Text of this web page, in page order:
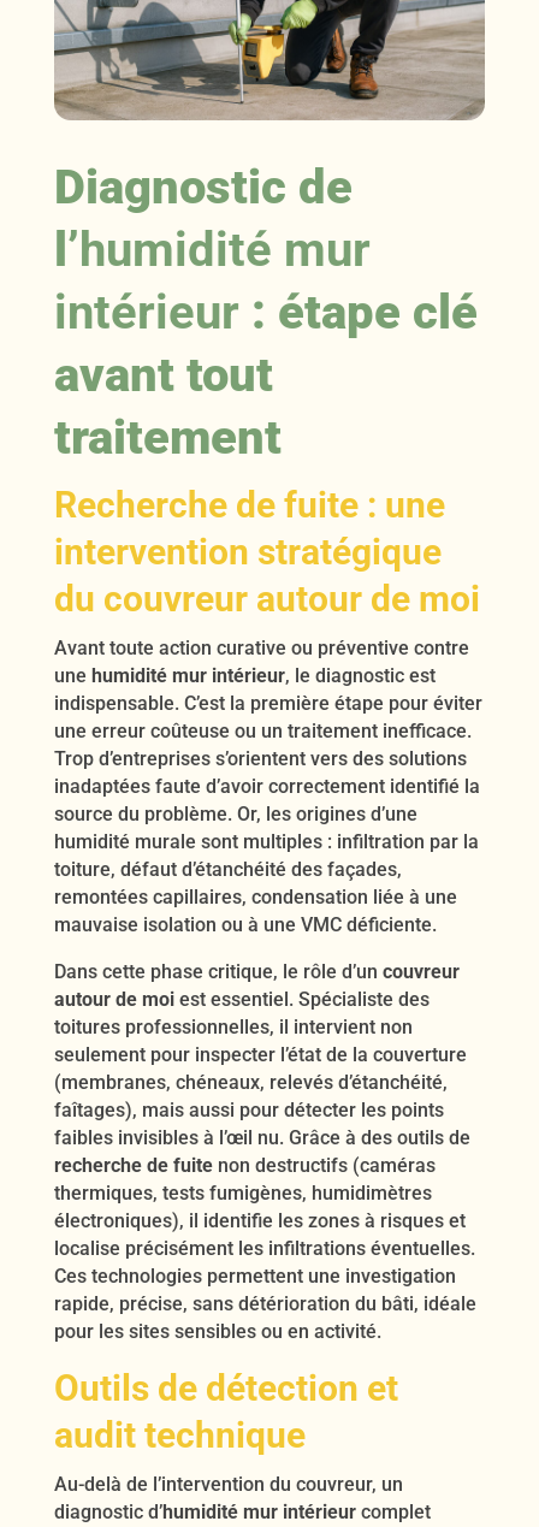
Diagnostic de
l’humidité mur
intérieur : étape clé
avant tout
traitement
Recherche de fuite: une
intervention stratégique
du couvreur autour de moi
Avant toute action curative ou préventive contre
une humidité mur intérieur, le diagnostic est
indispensable. C’est la première étape pour éviter
une erreur coûteuse ou un traitement inefficace.
Trop d’entreprises s’orientent vers des solutions
inadaptées faute d’avoir correctement identifié la
source du problème. Or, les origines d’une
humidité murale sont multiples : infiltration par la
toiture, défaut d’étanchéité des façades,
remontées capillaires, condensation liée à une
mauvaise isolation ou à une VMC déficiente.
Dans cette phase critique, le rôle d’un couvreur
autour de moiest essentiel. Spécialiste des
toitures professionnelles, il intervient non
seulement pour inspecter l’état de la couverture
(membranes, chéneaux, relevés d’étanchéité,
faîtages), mais aussi pour détecter les points
faibles invisibles à l’œil nu. Grâce à des outils de
recherche de fuitenon destructifs (caméras
thermiques, tests fumigènes, humidimètres
électroniques), il identifie les zones à risques et
localise précisément les infiltrations éventuelles.
Ces technologies permettent une investigation
rapide, précise, sans détérioration du bâti, idéale
pour les sites sensibles ou en activité.
Outils de détection et
audit technique
Au-delà de l’intervention du couvreur, un
diagnostic d’humidité mur intérieurcomplet